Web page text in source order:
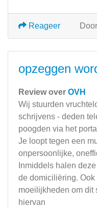
Door
Reageer
opzeggen
Review over OVH
Wij stuurden
schrijvens - deden
poogden via het
Je loopt tegen een
onpersoonlijke,
Inmiddels halen
de domiciliëring.
moeilijkheden om dit
hiervan